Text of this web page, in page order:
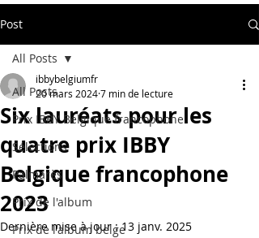
Post
All Posts
Prix IBBY Belgique francophone
Sélections
Palmarès
Prix de l'album
Prix de l'album belge
All Posts
Six lauréats pour les
quatre prix IBBY
Belgique francophone
2023
ibbybelgiumfr
20 mars 20247 min de lecture
Dernière mise à jour :13 janv. 2025